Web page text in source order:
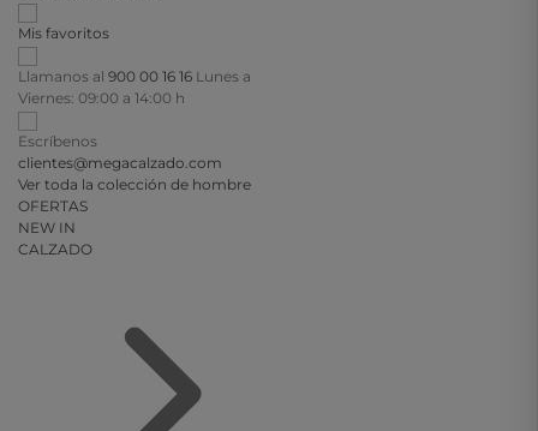
Mis favoritos
Llamanos al 900 00 16 16 Lunes a
Viernes: 09:00 a 14:00 h
Escríbenos
clientes@megacalzado.com
Ver toda la colección de hombre
OFERTAS
NEW IN
CALZADO